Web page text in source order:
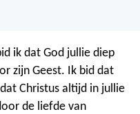
ik dat God jullie diep
zijn Geest. Ik bid dat
Christus altijd in jullie
de liefde van